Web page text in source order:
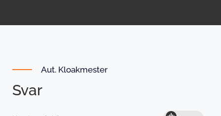
Aut. Kloakmester
Svar